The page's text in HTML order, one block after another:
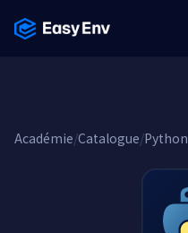
Académie/Catalogue/Python